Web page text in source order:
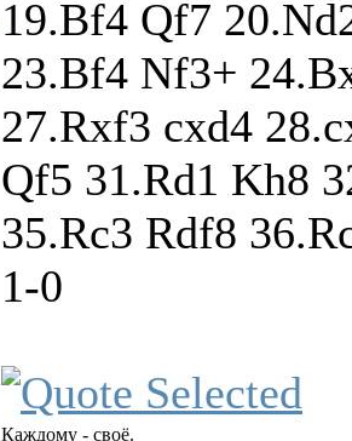
19.Bf4 Qf7
23.Bf4 Nf3+
27.Rxf3 cxd4
Qf5 31.Rd1 Kh8
35.Rc3 Rdf8
1-0
Каждому - своё.